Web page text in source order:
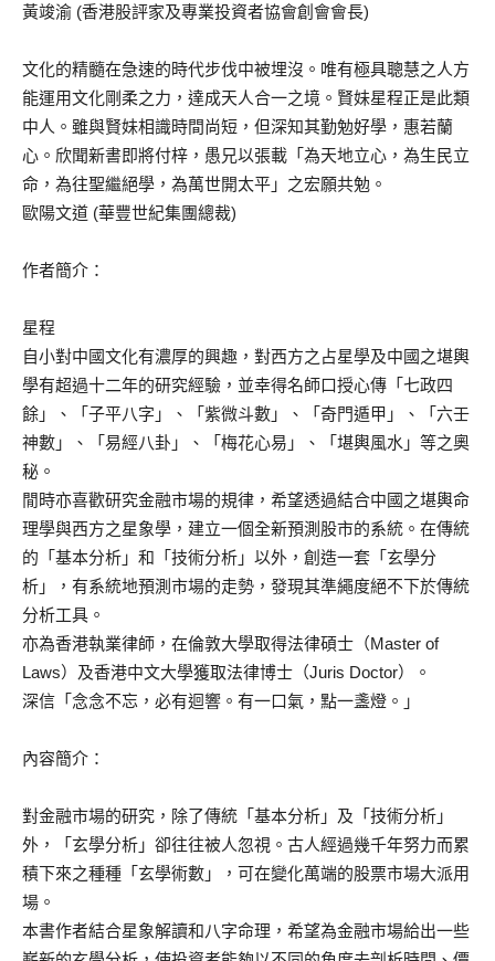
黃竣渝 (香港股評家及專業投資者協會創會會長)
文化的精髓在急速的時代步伐中被埋沒。唯有極具聰慧之人方
能運用文化剛柔之力，達成天人合一之境。賢妹星程正是此類
中人。雖與賢妹相識時間尚短，但深知其勤勉好學，惠若蘭
心。欣聞新書即將付梓，愚兄以張載「為天地立心，為生民立
命，為往聖繼絕學，為萬世開太平」之宏願共勉。
歐陽文道 (華豐世紀集團總裁)
作者簡介：
星程
自小對中國文化有濃厚的興趣，對西方之占星學及中國之堪輿
學有超過十二年的研究經驗，並幸得名師口授心傳「七政四
餘」、「子平八字」、「紫微斗數」、「奇門遁甲」、「六壬
神數」、「易經八卦」、「梅花心易」、「堪輿風水」等之奧
秘。
閒時亦喜歡研究金融市場的規律，希望透過結合中國之堪輿命
理學與西方之星象學，建立一個全新預測股市的系統。在傳統
的「基本分析」和「技術分析」以外，創造一套「玄學分
析」，有系統地預測市場的走勢，發現其準繩度絕不下於傳統
分析工具。
亦為香港執業律師，在倫敦大學取得法律碩士（Master of
Laws）及香港中文大學獲取法律博士（Juris Doctor）。
深信「念念不忘，必有迴響。有一口氣，點一盞燈。」
內容簡介：
對金融市場的研究，除了傳統「基本分析」及「技術分析」
外，「玄學分析」卻往往被人忽視。古人經過幾千年努力而累
積下來之種種「玄學術數」，可在變化萬端的股票市場大派用
場。
本書作者結合星象解讀和八字命理，希望為金融市場給出一些